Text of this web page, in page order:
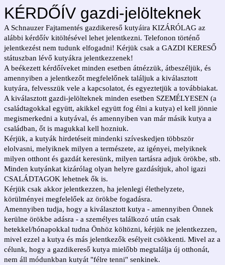
KÉRDŐÍV gazdi-jelölteknek
A Schnauzer Fajtamentés gazdikereső kutyáira KIZÁRÓLAG az
alábbi kérdőív kitöltésével lehet jelentkezni. Telefonon történő
jelentkezést nem tudunk elfogadni! Kérjük csak a GAZDI KERESŐ
státuszban lévő kutyákra jelentkezzenek!
A beékezett kérdőíveket minden esetben átnézzük, átbeszéljük, és
amennyiben a jelentkezőt megfelelőnek találjuk a kiválasztott
kutyára, felvesszük vele a kapcsolatot, és egyeztetjük a továbbiakat.
A kiválasztott gazdi-jelölteknek minden esetben SZEMÉLYESEN (a
családtagokkal együtt, akikkel együtt fog élni a kutya) el kell jönnie
megismerkedni a kutyával, és amennyiben van már másik kutya a
családban, őt is magukkal kell hozniuk.
Kérjük, a kutyák hirdetéseit mindenki szíveskedjen többször
elolvasni, melyiknek milyen a természete, az igényei, melyiknek
milyen otthont és gazdát keresünk, milyen tartásra adjuk örökbe, stb.
Minden kutyánkat kizárólag olyan helyre gazdásítjuk, ahol igazi
CSALÁDTAGOK lehetnek ők is.
Kérjük csak akkor jelentkezzen, ha jelenlegi élethelyzete,
körülményei megfelelőek az örökbe fogadásra.
Amennyiben tudja, hogy a kiválasztott kutya - amennyiben Önnek
kerülne örökbe adásra - a személyes találkozó után csak
hetekkel/hónapokkal tudna Önhöz költözni, kérjük ne jelentkezzen,
mivel ezzel a kutya és más jelentkezők esélyeit csökkenti. Mivel az a
célunk, hogy a gazdikereső kutya mielőbb megtalálja új otthonát,
nem áll módunkban kutyát "félre tenni" senkinek.